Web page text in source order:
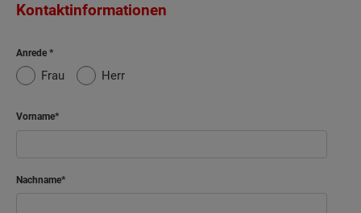
Kontaktinformationen
Anrede
Frau Herr
Vorname
Nachname